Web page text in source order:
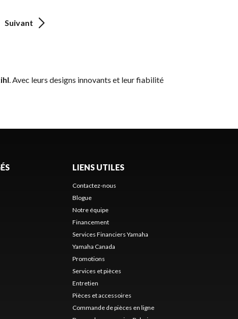
Suivant
. Avec leurs designs innovants et leur fiabilité
LIENS UTILES
Contactez-nous
Blogue
Notre équipe
Financement
Services Financiers Yamaha
Yamaha Canada
Promotions
Services et pièces
Entretien
Pièces et accessoires
Commande de pièces en ligne